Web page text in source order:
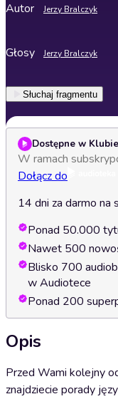
Autor Jerzy Bralczyk
Głosy Jerzy Bralczyk
Słuchaj fragmentu
Dostępne w Klubie
W ramach
Dołącz do
14 dni za darmo na
Ponad 50.000
Nawet 500
Blisko 700
w Audiotece
Ponad 200
Opis
Przed Wami kolejny
znajdziecie porady